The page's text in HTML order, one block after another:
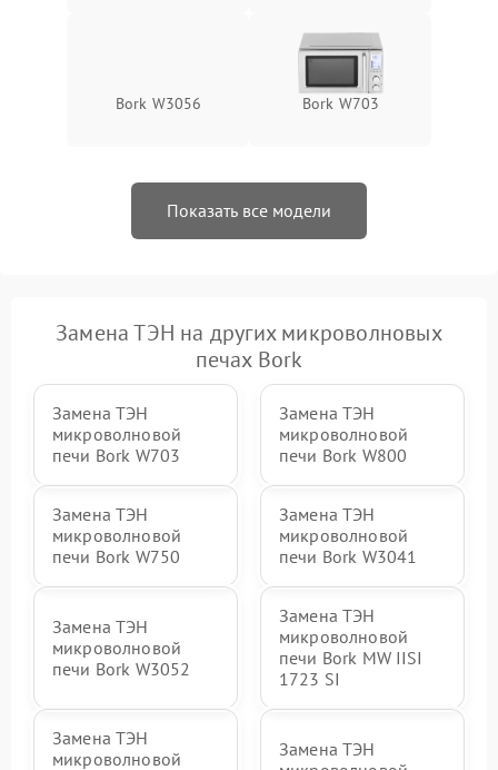
Bork W3056 Bork W703
Показать все модели
Замена ТЭН на других микроволновых
печах Bork
Замена ТЭН
микроволновой
печи Bork W703
Замена ТЭН
микроволновой
печи Bork W800
Замена ТЭН
микроволновой
печи Bork W750
Замена ТЭН
микроволновой
печи Bork W3041
Замена ТЭН
микроволновой
печи Bork W3052
Замена ТЭН
микроволновой
печи Bork MW IISI
1723 SI
Замена ТЭН
микроволновой
Замена ТЭН